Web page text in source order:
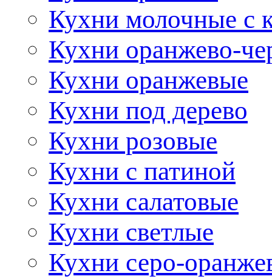
Кухни молочные с
Кухни оранжево-
Кухни оранжевые
Кухни под дерево
Кухни розовые
Кухни с патиной
Кухни салатовые
Кухни светлые
Кухни серо-